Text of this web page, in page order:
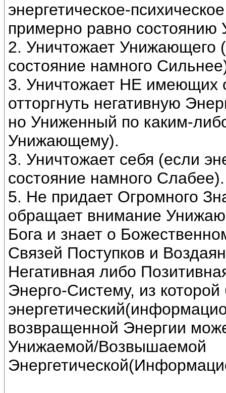
энергетическое-
примерно равно
2. Уничтожает Унижающего
состояние намного
3. Уничтожает НЕ имеющих
отторгнуть негативную
но Униженный по каким-
Унижающему).
3. Уничтожает себя (если
состояние намного Слабее).
5. Не придает Огромного
обращает внимание
Бога и знает о
Связей Поступков и
Негативная либо
Энерго-Систему, из
возвращенной Энергии
Унижаемой/Возвышаемой